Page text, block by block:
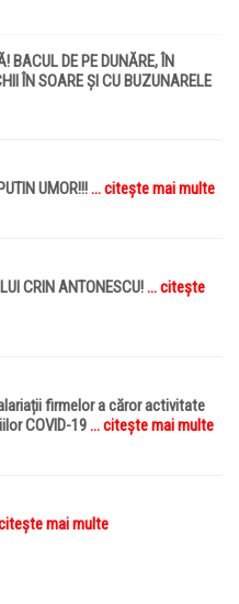
BACUL DE PE DUNĂRE, ÎN
ÎN SOARE ȘI CU BUZUNARELE
UMOR!!!... citește mai multe
CRIN ANTONESCU!... citește
firmelor a căror activitate
COVID-19... citește mai multe
mai multe